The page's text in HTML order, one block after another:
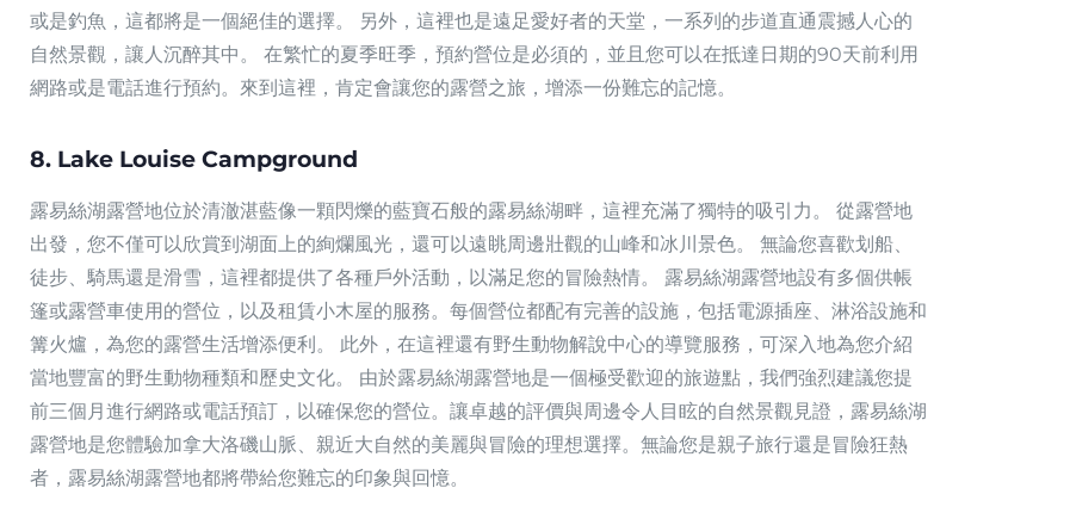
或是釣魚，這都將是一個絕佳的選擇。 另外，這裡也是遠足愛好者的天堂，一系列的步道直通震撼人心的
自然景觀，讓人沉醉其中。 在繁忙的夏季旺季，預約營位是必須的，並且您可以在抵達日期的90天前利用
網路或是電話進行預約。來到這裡，肯定會讓您的露營之旅，增添一份難忘的記憶。
8. Lake Louise Campground
露易絲湖露營地位於清澈湛藍像一顆閃爍的藍寶石般的露易絲湖畔，這裡充滿了獨特的吸引力。 從露營地
出發，您不僅可以欣賞到湖面上的絢爛風光，還可以遠眺周邊壯觀的山峰和冰川景色。 無論您喜歡划船、
徒步、騎馬還是滑雪，這裡都提供了各種戶外活動，以滿足您的冒險熱情。 露易絲湖露營地設有多個供帳
篷或露營車使用的營位，以及租賃小木屋的服務。每個營位都配有完善的設施，包括電源插座、淋浴設施和
篝火爐，為您的露營生活增添便利。 此外，在這裡還有野生動物解說中心的導覽服務，可深入地為您介紹
當地豐富的野生動物種類和歷史文化。 由於露易絲湖露營地是一個極受歡迎的旅遊點，我們強烈建議您提
前三個月進行網路或電話預訂，以確保您的營位。讓卓越的評價與周邊令人目眩的自然景觀見證，露易絲湖
露營地是您體驗加拿大洛磯山脈、親近大自然的美麗與冒險的理想選擇。無論您是親子旅行還是冒險狂熱
者，露易絲湖露營地都將帶給您難忘的印象與回憶。